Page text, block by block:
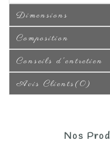
Dimensions
Composition
Conseils d'entretien
Avis Clients(0)
Nos